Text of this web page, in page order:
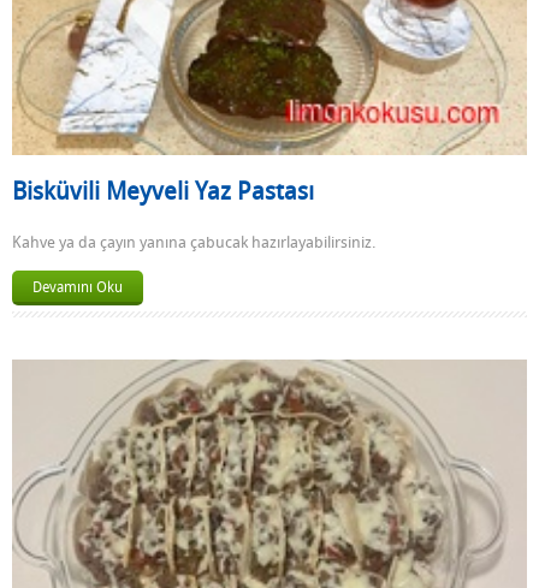
Bisküvili Meyveli Yaz Pastası
Kahve ya da çayın yanına çabucak hazırlayabilirsiniz.
Devamını Oku